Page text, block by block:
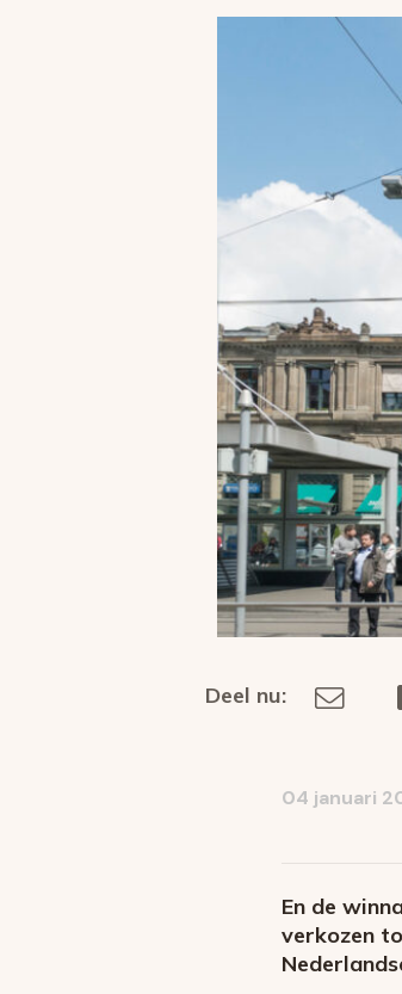
Deel
Deel nu:
mail
04 januari
En de
verkozen